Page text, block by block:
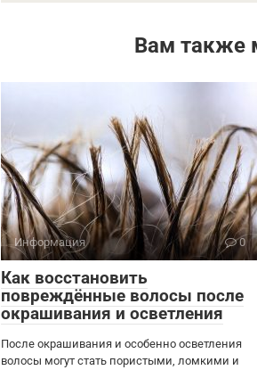
Вам также
Информация 0
Как восстановить
повреждённые волосы после
окрашивания и осветления
После окрашивания и особенно осветления
волосы могут стать пористыми, ломкими и